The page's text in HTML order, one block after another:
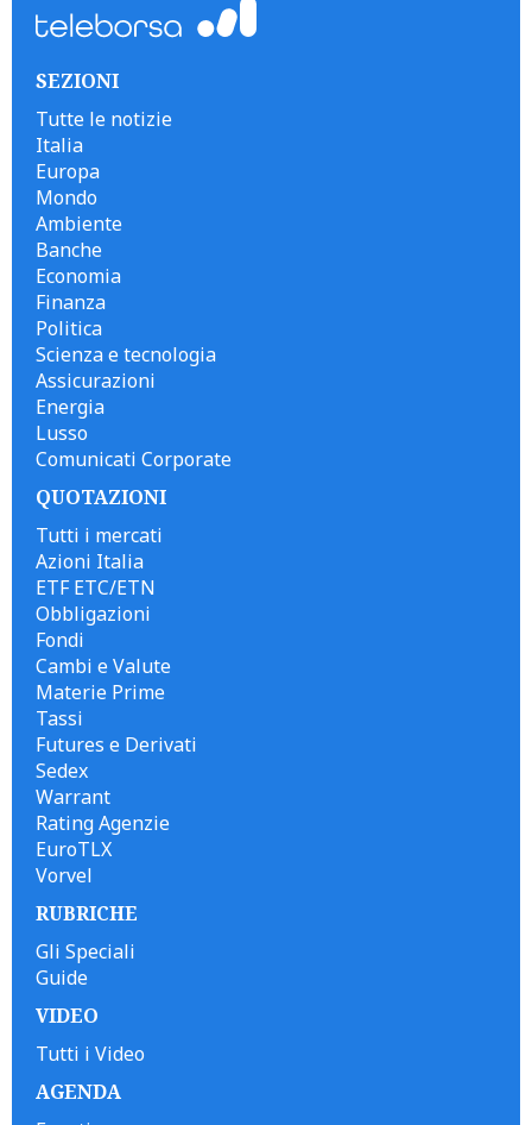
SEZIONI
Tutte le notizie
Italia
Europa
Mondo
Ambiente
Banche
Economia
Finanza
Politica
Scienza e tecnologia
Assicurazioni
Energia
Lusso
Comunicati Corporate
QUOTAZIONI
Tutti i mercati
Azioni Italia
ETF ETC/ETN
Obbligazioni
Fondi
Cambi e Valute
Materie Prime
Tassi
Futures e Derivati
Sedex
Warrant
Rating Agenzie
EuroTLX
Vorvel
RUBRICHE
Gli Speciali
Guide
VIDEO
Tutti i Video
AGENDA